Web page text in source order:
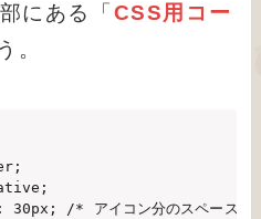
にある「 CSS用コー
。
/* アイコン分のスペースを